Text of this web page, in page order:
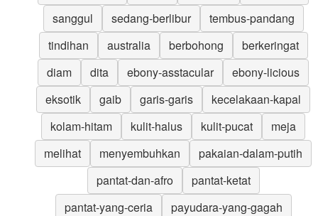
sanggul
sedang-berlibur
tembus-pandang
tindihan
australia berbohong
berkeringat
diam
dita ebony-asstacular
ebony-licious
eksotik
gaib garis-garis
kecelakaan-kapal
kolam-hitam
kulit-halus kulit-pucat
meja
melihat
menyembuhkan
pakaian-dalam-putih
pantat-dan-afro
pantat-ketat
pantat-yang-ceria
payudara-yang-gagah